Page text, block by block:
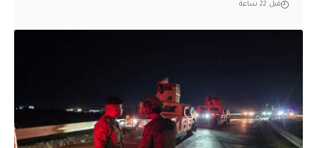
قبل 22 ساعة